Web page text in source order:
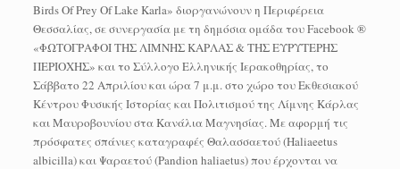
Birds Of Prey Of Lake Karla» διοργανώνουν η Περιφέρεια
Θεσσαλίας, σε συνεργασία με τη δημόσια ομάδα του Facebook ®
«ΦΩΤΟΓΡΑΦΟΙ ΤΗΣ ΛΙΜΝΗΣ ΚΑΡΛΑΣ & ΤΗΣ ΕΥΡΥΤΕΡΗΣ
ΠΕΡΙΟΧΗΣ» και το Σύλλογο Ελληνικής Ιερακοθηρίας, το
Σάββατο 22 Απριλίου και ώρα 7 μ.μ. στο χώρο του Εκθεσιακού
Κέντρου Φυσικής Ιστορίας και Πολιτισμού της Λίμνης Κάρλας
και Μαυροβουνίου στα Κανάλια Μαγνησίας. Με αφορμή τις
πρόσφατες σπάνιες καταγραφές Θαλασσαετού (Haliaeetus
albicilla) και Ψαραετού (Pandion haliaetus) που έρχονται να